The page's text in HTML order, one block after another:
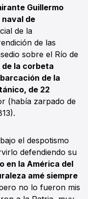
Guillermo
de
de la
de las
sobre el Río de
la corbeta
de la
de 22
(había zarpado de
el despotismo
defendiendo su
en la América del
amé siempre
no lo fueron mis